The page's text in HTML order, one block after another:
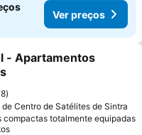
Ver preços
aos favoritos
- Apartamentos
de Centro de Satélites de Sintra
compactas totalmente equipadas